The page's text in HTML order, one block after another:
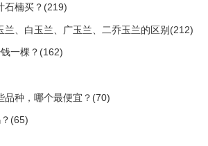
石楠买？(219)
兰、白玉兰、广玉兰、二乔玉兰的区别(212)
一棵？(162)
品种，哪个最便宜？(70)
(65)